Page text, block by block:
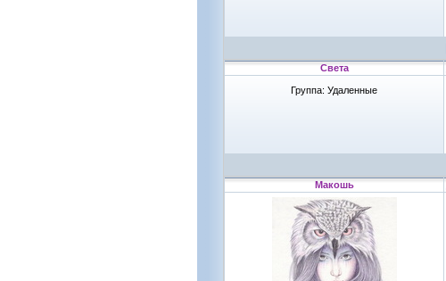
Света
Группа: Удаленные
Макошь